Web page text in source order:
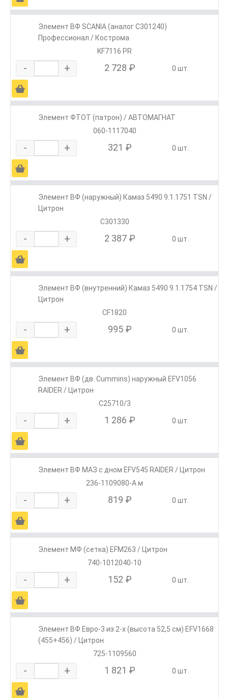
Элемент ВФ SCANIА (аналог С301240)
Профессионал / Кострома
KF7116 PR
- + 2 728 ₽ 0 шт.
Ä
Элемент ФТОТ (патрон) / АВТОМАГНАТ
060-1117040
- + 321 ₽ 0 шт.
Ä
Элемент ВФ (наружный) Камаз 5490 9.1.1751 TSN /
Цитрон
C301330
- + 2 387 ₽ 0 шт.
Ä
Элемент ВФ (внутренний) Камаз 5490 9.1.1754 TSN /
Цитрон
CF1820
- + 995 ₽ 0 шт.
Ä
Элемент ВФ (дв. Cummins) наружный EFV1056
RAIDER / Цитрон
C25710/3
- + 1 286 ₽ 0 шт.
Ä
Элемент ВФ МАЗ с дном EFV545 RAIDER / Цитрон
236-1109080-А м
- + 819 ₽ 0 шт.
Ä
Элемент МФ (сетка) EFM263 / Цитрон
740-1012040-10
- + 152 ₽ 0 шт.
Ä
Элемент ВФ Евро-3 из 2-х (высота 52,5 см) EFV1668
(455+456) / Цитрон
725-1109560
- + 1 821 ₽ 0 шт.
Ä